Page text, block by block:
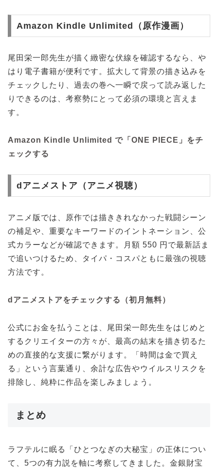
Amazon Kindle Unlimited（原作漫画）
尾田栄一郎先生が描く緻密な伏線を確認するなら、や
はり電子書籍が便利です。拡大して背景の描き込みを
チェックしたり、過去の巻へ一瞬で戻って読み返した
りできるのは、考察勢にとって必須の環境と言えま
す。
Amazon Kindle Unlimited で「ONE PIECE」をチ
ェックする
dアニメストア（アニメ視聴）
アニメ版では、原作では描ききれなかった戦闘シーン
の補足や、重要なキーワードのイントネーション、公
式カラーなどが確認できます。月額 550 円で最新話ま
で追いつけるため、タイパ・コスパともに最強の視聴
方法です。
dアニメストアをチェックする（初月無料）
公式にお金を払うことは、尾田栄一郎先生をはじめと
するクリエイターの方々が、最高の結末を描き切るた
めの直接的な支援に繋がります。「時間は金で買え
る」という言葉通り、余計な広告やウイルスリスクを
排除し、純粋に作品を楽しみましょう。
まとめ
ラフテルに眠る「ひとつなぎの大秘宝」の正体につい
て、5つの有力説を軸に考察してきました。金銀財宝